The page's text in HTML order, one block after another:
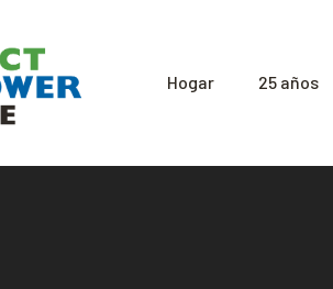
Hogar 25 años